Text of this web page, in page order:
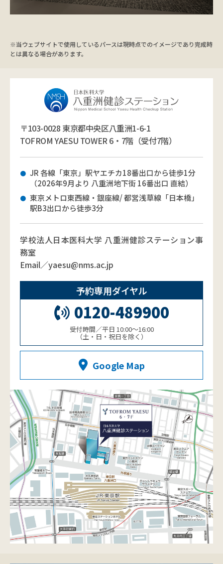
※当ウェブサイトで使用しているパースは現時点でのイメージであり完成時
とは異なる場合があります。
〒103-0028 東京都中央区八重洲1-6-1
TOFROM YAESU TOWER 6・7階（受付7階）
JR 各線「東京」駅ヤエチカ18番出口から徒歩1分
（2026年9月より 八重洲地下街 16番出口 直結）
東京メトロ東西線・銀座線/ 都営浅草線「日本橋」
駅B3出口から徒歩3分
学校法人日本医科大学 八重洲健診ステーション事
務室
Email／yaesu@nms.ac.jp
予約専用ダイヤル
0120-489900
受付時間／平日 10:00～16:00
（土・日・祝日を除く）
Google Map